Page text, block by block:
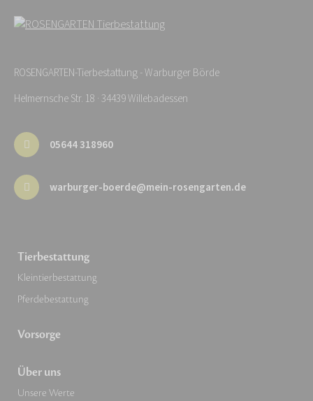
ROSENGARTEN-Tierbestattung - Warburger Börde
Helmernsche Str. 18 · 34439 Willebadessen
05644 318960
warburger-boerde@mein-rosengarten.de
Tierbestattung
Kleintierbestattung
Pferdebestattung
Vorsorge
Über uns
Unsere Werte